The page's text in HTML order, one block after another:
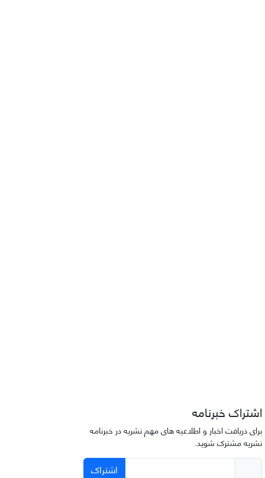
اشتراک خبرنامه
برای دریافت اخبار و اطلاعیه های مهم نشریه در خبرنامه
نشریه مشترک شوید.
اشتراک